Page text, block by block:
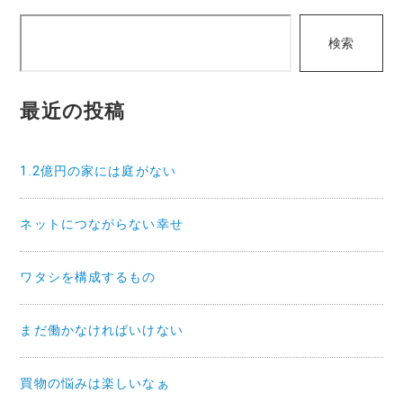
検索
最近の投稿
1.2億円の家には庭がない
ネットにつながらない幸せ
ワタシを構成するもの
まだ働かなければいけない
買物の悩みは楽しいなぁ